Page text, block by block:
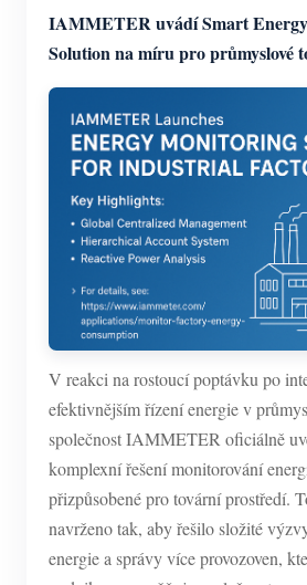
Virtuální měřič
Systém energetického
Aplikace
Monitor spotřeby elektřiny
Řídicí systém PV ohřívače
Automatizace domácnosti
Tovární energetické
Ukládat
Zdroje
Rychlý start produktu
Dokument
FAQ
Zprávy
Společenství
Vývojář
Program odměn
Kontakt
O nás
IAMMETER uvádí Smart
Solution na míru pro průmyslové
V reakci na rostoucí poptávku po
efektivnějším řízení energie v
společnost IAMMETER oficiálně
komplexní řešení monitorování
přizpůsobené pro tovární prostředí.
navrženo tak, aby řešilo složité
energie a správy více provozoven,